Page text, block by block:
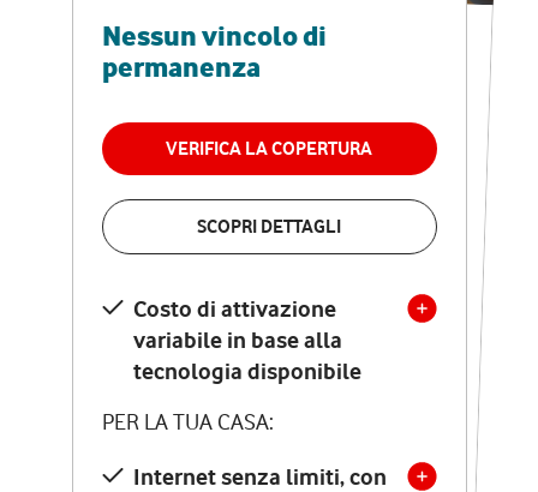
Nessun vincolo di
permanenza
VERIFICA LA COPERTURA
SCOPRI DETTAGLI
Costo di attivazione
variabile in base alla
tecnologia disponibile
PER LA TUA CASA:
Internet senza limiti, con
RETE FISSA + VODAFONE CLUB
29,95€
permanenza
VERIFICA LA COPERTURA
Costo di attivazione
variabile in base alla
tecnologia disponibile
PER LA TUA CASA:
Internet senza limiti, con
la migliore tecnologia